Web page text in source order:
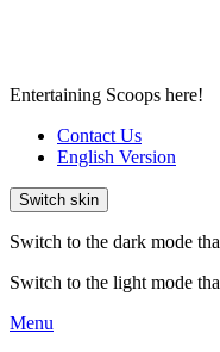
Entertaining Scoops here!
Contact Us
English Version
Switch skin
Switch to the dark mode
Switch to the light mode
Menu